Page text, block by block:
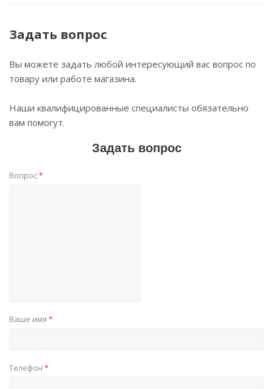
Задать вопрос
Вы можете задать любой интересующий вас вопрос по
товару или работе магазина.
Наши квалифицированные специалисты обязательно
вам помогут.
Задать вопрос
Вопрос*
Ваше имя *
Телефон *